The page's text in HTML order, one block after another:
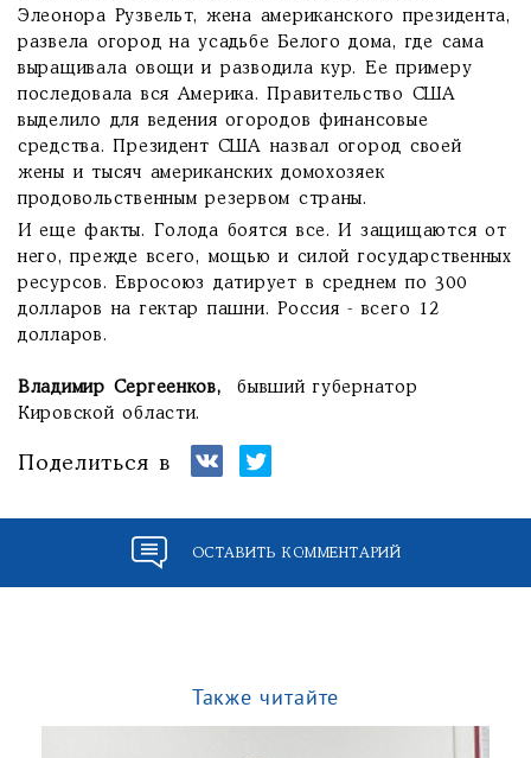
Элеонора Рузвельт, жена американского президента,
развела огород на усадьбе Белого дома, где сама
выращивала овощи и разводила кур. Ее примеру
последовала вся Америка. Правительство США
выделило для ведения огородов финансовые
средства. Президент США назвал огород своей
жены и тысяч американских домохозяек
продовольственным резервом страны.
И еще факты. Голода боятся все. И защищаются от
него, прежде всего, мощью и силой государственных
ресурсов. Евросоюз датирует в среднем по 300
долларов на гектар пашни. Россия - всего 12
долларов.
Владимир Сергеенков,
бывший губернатор
Кировской области.
Поделиться в
ОСТАВИТЬ КОММЕНТАРИЙ
Также читайте